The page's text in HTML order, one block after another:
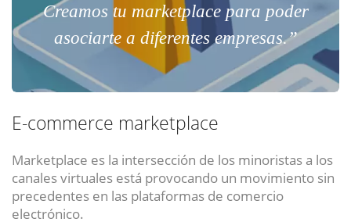
Creamos tu marketplace para poder
asociarte a diferentes empresas.”
E-commerce marketplace
Marketplace es la intersección de los minoristas a los
canales virtuales está provocando un movimiento sin
precedentes en las plataformas de comercio
electrónico.